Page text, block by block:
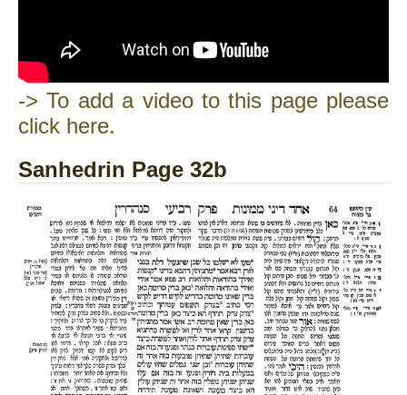
-> To add a video to this page please
click here.
Sanhedrin Page 32b